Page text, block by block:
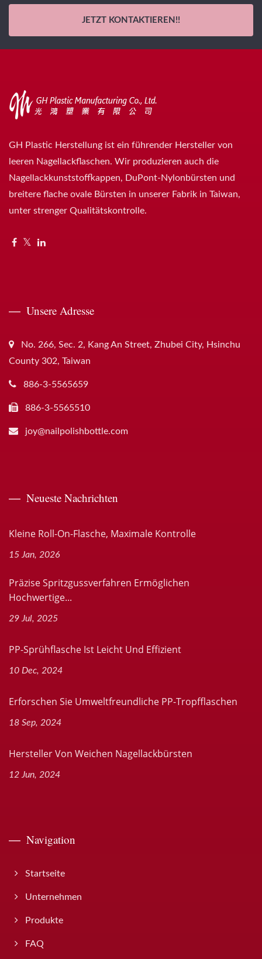
JETZT KONTAKTIEREN!!
GH Plastic Herstellung ist ein führender Hersteller von
leeren Nagellackflaschen. Wir produzieren auch die
Nagellackkunststoffkappen, DuPont-Nylonbürsten und
breitere flache ovale Bürsten in unserer Fabrik in Taiwan,
unter strenger Qualitätskontrolle.
Unsere Adresse
No. 266, Sec. 2, Kang An Street, Zhubei City, Hsinchu
County 302, Taiwan
886-3-5565659
886-3-5565510
joy@nailpolishbottle.com
Neueste Nachrichten
Kleine Roll-On-Flasche, Maximale Kontrolle
15 Jan, 2026
Präzise Spritzgussverfahren Ermöglichen
Hochwertige...
29 Jul, 2025
PP-Sprühflasche Ist Leicht Und Effizient
10 Dec, 2024
Erforschen Sie Umweltfreundliche PP-Tropfflaschen
18 Sep, 2024
Hersteller Von Weichen Nagellackbürsten
12 Jun, 2024
Navigation
Startseite
Unternehmen
Produkte
FAQ